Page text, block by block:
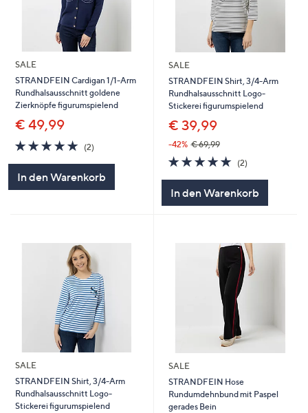
SALE
STRANDFEIN Cardigan 1/1-Arm
Rundhalsausschnitt goldene
Zierknöpfe figurumspielend
€ 49,99
5.0
von
(2)2
In den Warenkorb
SALE
STRANDFEIN Shirt, 3/4-Arm
Rundhalsausschnitt Logo-
Stickerei figurumspielend
€ 39,99
-42% € 69,99
5.0
von
(2)2
In den Warenkorb
SALE
STRANDFEIN Shirt, 3/4-Arm
Rundhalsausschnitt Logo-
Stickerei figurumspielend
SALE
STRANDFEIN Hose
Rundumdehnbund mit Paspel
gerades Bein